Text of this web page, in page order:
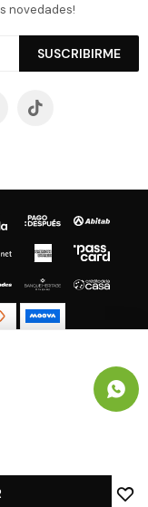
novedades!
SUSCRIBIRME
